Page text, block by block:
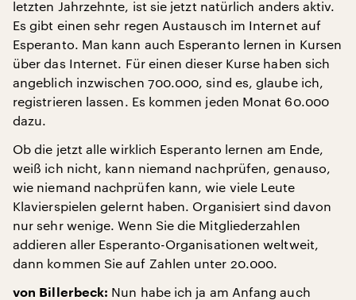
letzten Jahrzehnte, ist sie jetzt natürlich anders aktiv.
Es gibt einen sehr regen Austausch im Internet auf
Esperanto. Man kann auch Esperanto lernen in Kursen
über das Internet. Für einen dieser Kurse haben sich
angeblich inzwischen 700.000, sind es, glaube ich,
registrieren lassen. Es kommen jeden Monat 60.000
dazu.
Ob die jetzt alle wirklich Esperanto lernen am Ende,
weiß ich nicht, kann niemand nachprüfen, genauso,
wie niemand nachprüfen kann, wie viele Leute
Klavierspielen gelernt haben. Organisiert sind davon
nur sehr wenige. Wenn Sie die Mitgliederzahlen
addieren aller Esperanto-Organisationen weltweit,
dann kommen Sie auf Zahlen unter 20.000.
von Billerbeck: Nun habe ich ja am Anfang auch